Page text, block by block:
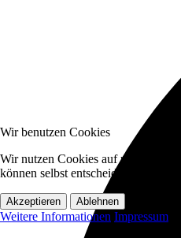
Wir benutzen Cookies
Wir nutzen Cookies auf unserer
können selbst entscheiden, ob Sie
Akzeptieren Ablehnen
Weitere Informationen Impressum